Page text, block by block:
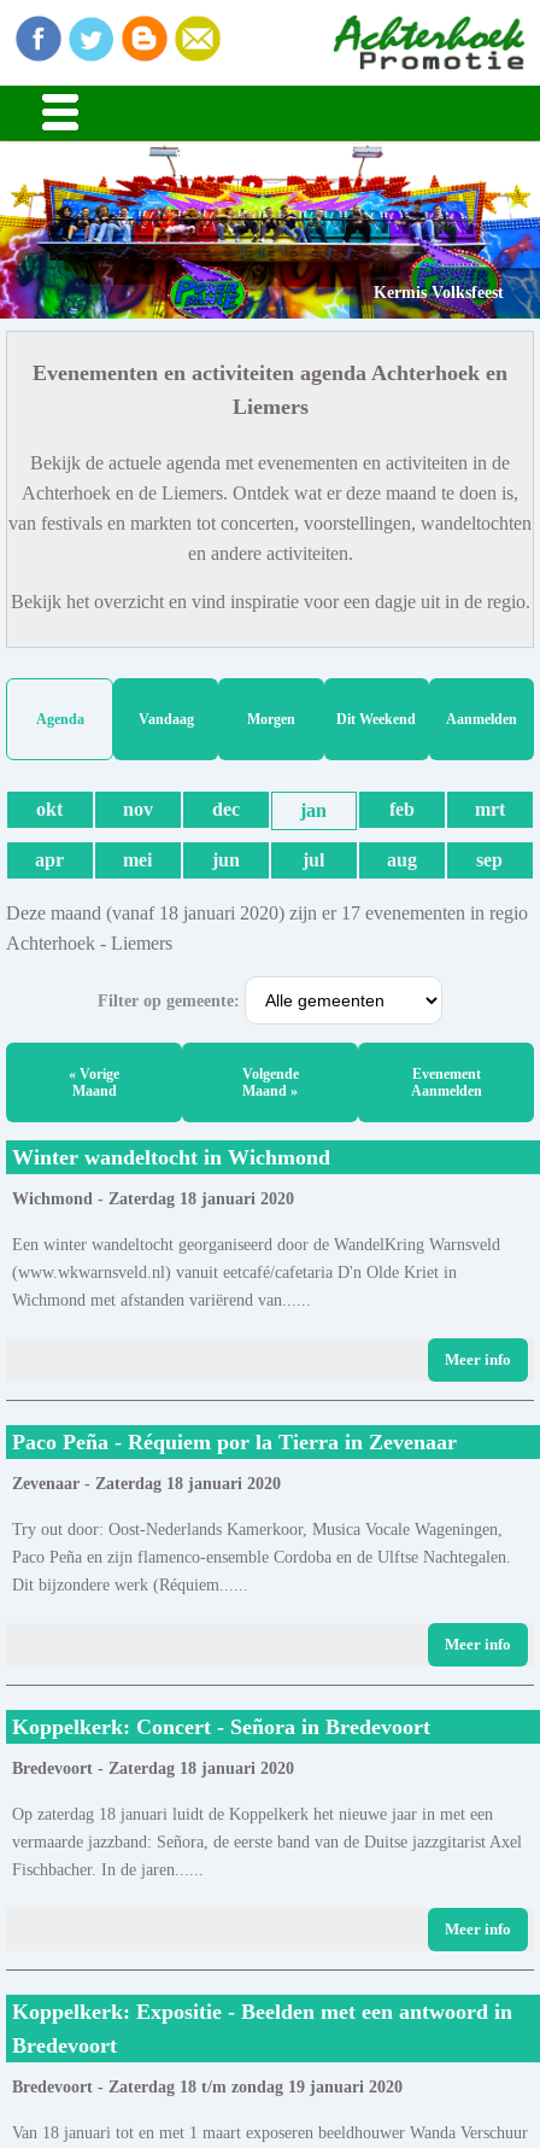
Kermis Volksfeest
Evenementen en activiteiten agenda Achterhoek en
Liemers
Bekijk de actuele agenda met evenementen en activiteiten in de
Achterhoek en de Liemers. Ontdek wat er deze maand te doen is,
van festivals en markten tot concerten, voorstellingen, wandeltochten
en andere activiteiten.
Bekijk het overzicht en vind inspiratie voor een dagje uit in de regio.
Agenda Vandaag Morgen Dit Weekend Aanmelden
okt nov dec jan feb mrt
apr mei jun jul aug sep
Deze maand (vanaf 18 januari 2020) zijn er 17 evenementen in regio
Achterhoek - Liemers
Filter op gemeente:
« Vorige
Maand
Volgende
Maand »
Evenement
Aanmelden
Winter wandeltocht in Wichmond
Wichmond - Zaterdag 18 januari 2020
Een winter wandeltocht georganiseerd door de WandelKring Warnsveld
(www.wkwarnsveld.nl) vanuit eetcafé/cafetaria D'n Olde Kriet in
Wichmond met afstanden variërend van......
Meer info
Paco Peña - Réquiem por la Tierra in Zevenaar
Zevenaar - Zaterdag 18 januari 2020
Try out door: Oost-Nederlands Kamerkoor, Musica Vocale Wageningen,
Paco Peña en zijn flamenco-ensemble Cordoba en de Ulftse Nachtegalen.
Dit bijzondere werk (Réquiem......
Meer info
Koppelkerk: Concert - Señora in Bredevoort
Bredevoort - Zaterdag 18 januari 2020
Op zaterdag 18 januari luidt de Koppelkerk het nieuwe jaar in met een
vermaarde jazzband: Señora, de eerste band van de Duitse jazzgitarist Axel
Fischbacher. In de jaren......
Meer info
Koppelkerk: Expositie - Beelden met een antwoord in
Bredevoort
Bredevoort - Zaterdag 18 t/m zondag 19 januari 2020
Van 18 januari tot en met 1 maart exposeren beeldhouwer Wanda Verschuur